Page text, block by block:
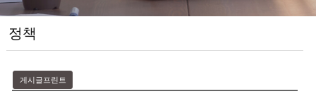
정책
게시글프린트